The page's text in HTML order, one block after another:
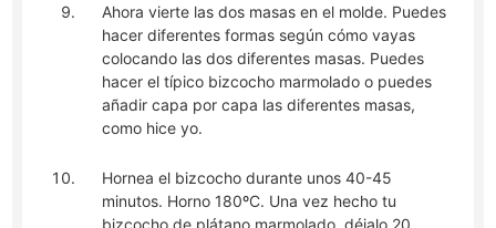
Ahora vierte las dos masas en el molde. Puedes
hacer diferentes formas según cómo vayas
colocando las dos diferentes masas. Puedes
hacer el típico bizcocho marmolado o puedes
añadir capa por capa las diferentes masas,
como hice yo.
Hornea el bizcocho durante unos 40-45
minutos. Horno 180ºC. Una vez hecho tu
bizcocho de plátano marmolado, déjalo 20